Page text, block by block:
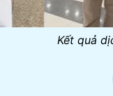
Kết quả